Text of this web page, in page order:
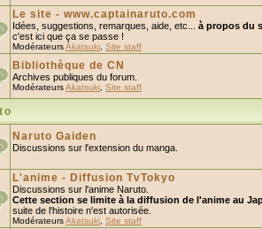
Le site - www.captainaruto.com
Idées, suggestions, remarques, aide, etc... à propos du
c'est ici que ça se passe !
ModérateursAkatsuki Site staff
Bibliothèque de CN
Archives publiques du forum.
ModérateursAkatsuki Site staff
Naruto Gaiden
Discussions sur l'extension du manga.
L'anime - Diffusion TvTokyo
Discussions sur l'anime Naruto.
Cette section se limite à la diffusion de l'anime au
suite de l'histoire n'est autorisée.
ModérateursAkatsuki Site staff